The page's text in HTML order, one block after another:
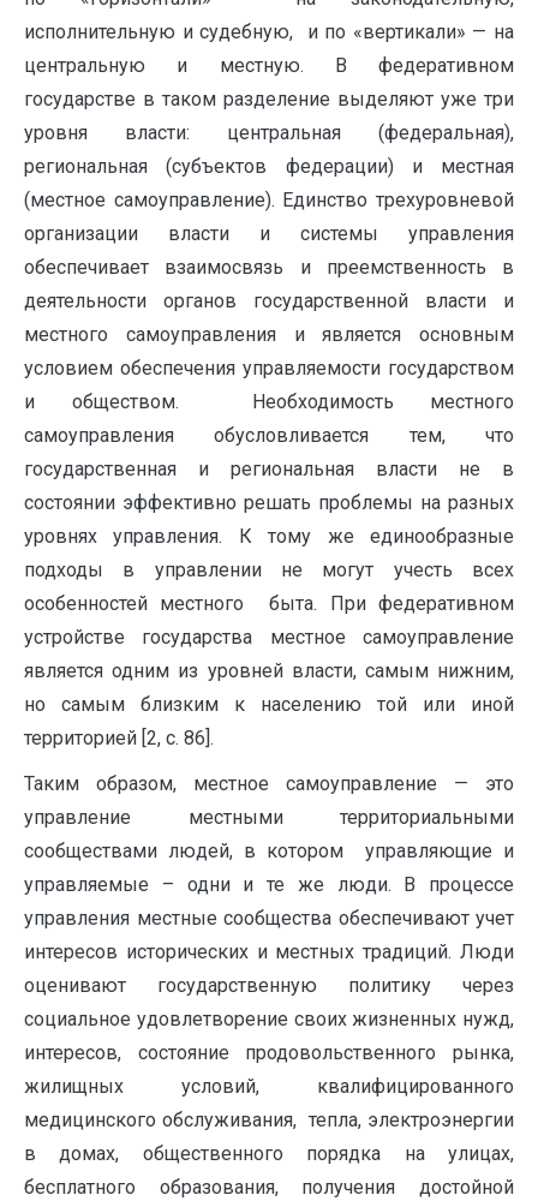
исполнительную и судебную, и по «вертикали» — на
центральную и местную. В федеративном
государстве в таком разделение выделяют уже три
уровня власти: центральная (федеральная),
региональная (субъектов федерации) и местная
(местное самоуправление). Единство трехуровневой
организации власти и системы управления
обеспечивает взаимосвязь и преемственность в
деятельности органов государственной власти и
местного самоуправления и является основным
условием обеспечения управляемости государством
и обществом. Необходимость местного
самоуправления обусловливается тем, что
государственная и региональная власти не в
состоянии эффективно решать проблемы на разных
уровнях управления. К тому же единообразные
подходы в управлении не могут учесть всех
особенностей местного быта. При федеративном
устройстве государства местное самоуправление
является одним из уровней власти, самым нижним,
но самым близким к населению той или иной
территорией [2, с. 86].
Таким образом, местное самоуправление — это
управление местными территориальными
сообществами людей, в котором управляющие и
управляемые – одни и те же люди. В процессе
управления местные сообщества обеспечивают учет
интересов исторических и местных традиций. Люди
оценивают государственную политику через
социальное удовлетворение своих жизненных нужд,
интересов, состояние продовольственного рынка,
жилищных условий, квалифицированного
медицинского обслуживания, тепла, электроэнергии
в домах, общественного порядка на улицах,
бесплатного образования, получения достойной